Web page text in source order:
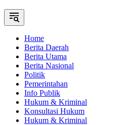
Home
Berita Daerah
Berita Utama
Berita Nasional
Politik
Pemerintahan
Info Publik
Hukum & Kriminal
Konsultasi Hukum
Hukum & Kriminal